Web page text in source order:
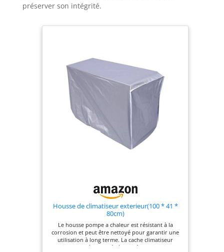
préserver son intégrité.
Housse de climatiseur exterieur(100 * 41 *
80cm)
Le housse pompe a chaleur est résistant à la
corrosion et peut être nettoyé pour garantir une
utilisation à long terme. La cache climatiseur
exterieur est très adaptée à l'unité de climatisation